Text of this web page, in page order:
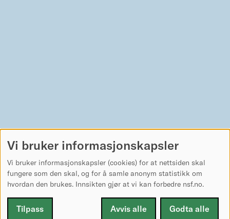
Vi bruker informasjonskapsler
Vi bruker informasjonskapsler (cookies) for at nettsiden skal
fungere som den skal, og for å samle anonym statistikk om
hvordan den brukes. Innsikten gjør at vi kan forbedre nsf.no.
Tilpass Avvis alle Godta alle